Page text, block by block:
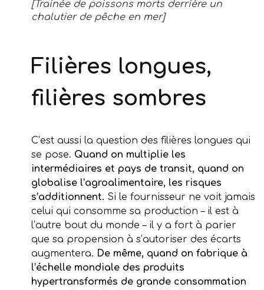
[Trainée de poissons morts derrière un
chalutier de pêche en mer]
Filières longues,
filières sombres
C’est aussi la question des filières longues qui
se pose. Quand on multiplie les
intermédiaires et pays de transit, quand on
globalise l’agroalimentaire, les risques
s’additionnent. Si le fournisseur ne voit jamais
celui qui consomme sa production – il est à
l’autre bout du monde – il y a fort à parier
que sa propension à s’autoriser des écarts
augmentera. De même, quand on fabrique à
l’échelle mondiale des produits
hypertransformés de grande consommation